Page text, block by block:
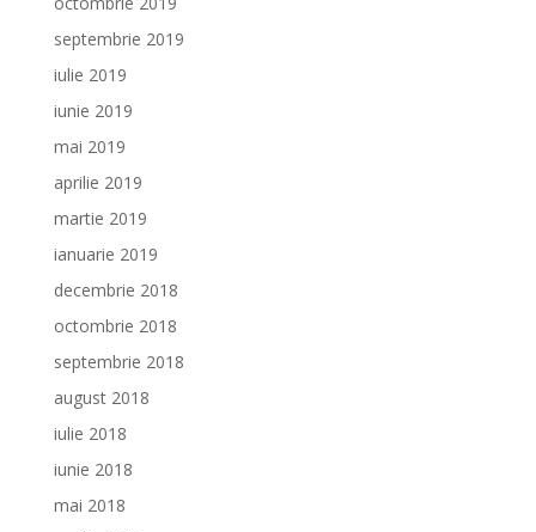
septembrie 2019
iulie 2019
iunie 2019
mai 2019
aprilie 2019
martie 2019
ianuarie 2019
decembrie 2018
octombrie 2018
septembrie 2018
august 2018
iulie 2018
iunie 2018
mai 2018